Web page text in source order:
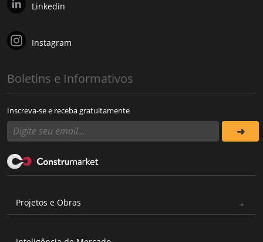
Linkedin
Instagram
Boletins e Informativos
Inscreva-se e receba gratuitamente
Projetos e Obras